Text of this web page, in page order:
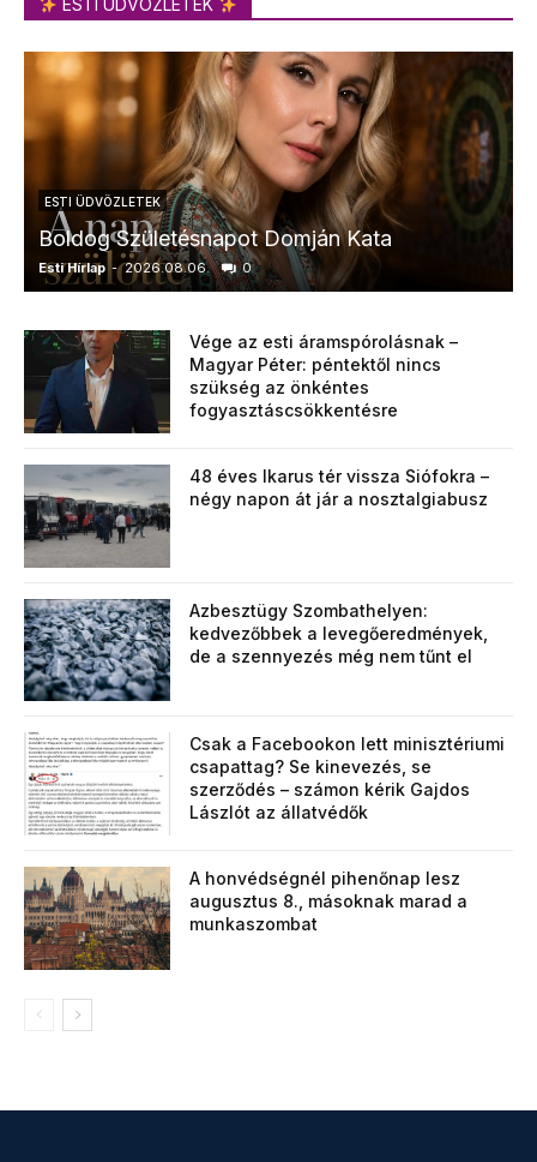
ESTI ÜDVÖZLETEK
ESTI ÜDVÖZLETEK
Boldog Születésnapot Domján Kata
Esti Hírlap - 2026.08.06. 0
Vége az esti áramspórolásnak –
Magyar Péter: péntektől nincs
szükség az önkéntes
fogyasztáscsökkentésre
48 éves Ikarus tér vissza Siófokra –
négy napon át jár a nosztalgiabusz
Azbesztügy Szombathelyen:
kedvezőbbek a levegőeredmények,
de a szennyezés még nem tűnt el
Csak a Facebookon lett minisztériumi
csapattag? Se kinevezés, se
szerződés – számon kérik Gajdos
Lászlót az állatvédők
A honvédségnél pihenőnap lesz
augusztus 8., másoknak marad a
munkaszombat